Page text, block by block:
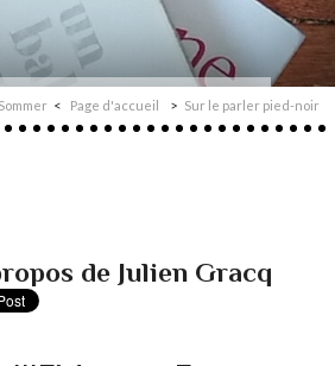
Page d'accueil Sur le parler pied-noir
de Julien Gracq